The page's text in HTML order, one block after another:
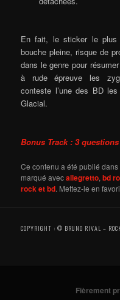
En fait, le sticker le
bouche pleine, risque de
dans le genre pour
à rude épreuve les
conteste l’une des BD
Glacial.
Bonus Track : 3
Ce contenu a été publié dans
marqué avecallegretto,bd
rock et bd. Mettez-le en
COPYRIGHT : © BRUNO RIVAL –
Fièrement